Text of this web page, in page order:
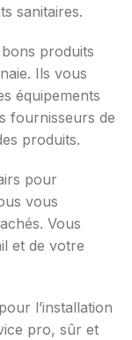
sanitaires.
produits
Ils vous
équipements
fournisseurs de
produits.
pour
vous
Vous
et de votre
l’installation
pro, sûr et